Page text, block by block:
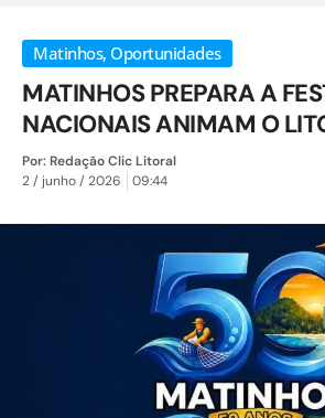
Matinhos, Oportunidades
MATINHOS PREPARA A
NACIONAIS ANIMAM O
Por:Redação Clic Litoral
2 / junho / 2026
09:44